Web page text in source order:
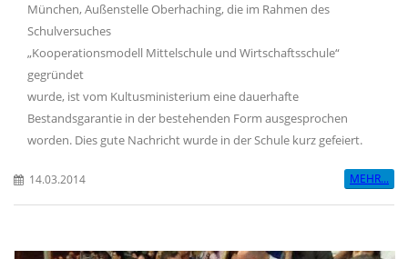
München, Außenstelle Oberhaching, die im Rahmen des
Schulversuches
Kooperationsmodell Mittelschule und Wirtschaftsschule“
gegründet
wurde, ist vom Kultusministerium eine dauerhafte
Bestandsgarantie in der bestehenden Form ausgesprochen
worden. Dies gute Nachricht wurde in der Schule kurz gefeiert.
14.03.2014 MEHR...